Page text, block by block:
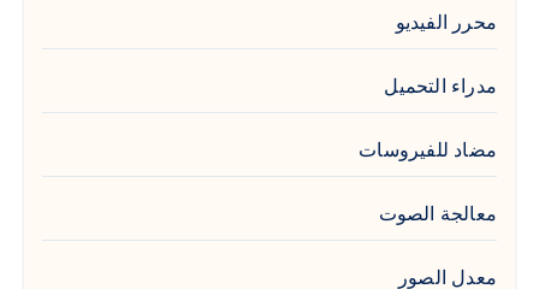
محرر الفيديو
مدراء التحميل
مضاد للفيروسات
معالجة الصوت
معدل الصور